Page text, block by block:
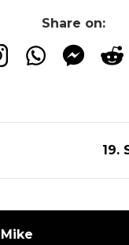
Share on:
19.
Mike